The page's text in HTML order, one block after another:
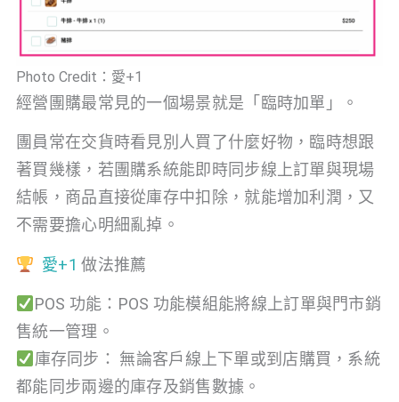
Photo Credit：愛+1
經營團購最常見的一個場景就是「臨時加單」。
團員常在交貨時看見別人買了什麼好物，臨時想跟
著買幾樣，若團購系統能即時同步線上訂單與現場
結帳，商品直接從庫存中扣除，就能增加利潤，又
不需要擔心明細亂掉。
愛+1 做法推薦
POS 功能：POS 功能模組能將線上訂單與門市銷
售統一管理。
庫存同步： 無論客戶線上下單或到店購買，系統
都能同步兩邊的庫存及銷售數據。